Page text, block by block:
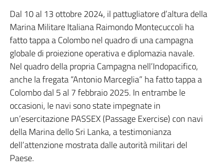
Dal 10 al 13 ottobre 2024, il pattugliatore d’altura della
Marina Militare Italiana Raimondo Montecuccoli ha
fatto tappa a Colombo nel quadro di una campagna
globale di proiezione operativa e diplomazia navale.
Nel quadro della propria Campagna nell’Indopacifico,
anche la fregata “Antonio Marceglia” ha fatto tappa a
Colombo dal 5 al 7 febbraio 2025. In entrambe le
occasioni, le navi sono state impegnate in
un’esercitazione PASSEX (Passage Exercise) con navi
della Marina dello Sri Lanka, a testimonianza
dell’attenzione mostrata dalle autorità militari del
Paese.